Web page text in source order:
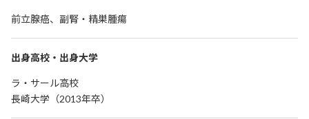
前立腺癌、副腎・精巣腫瘍
出身高校・出身大学
ラ・サール高校
長崎大学（2013年卒）